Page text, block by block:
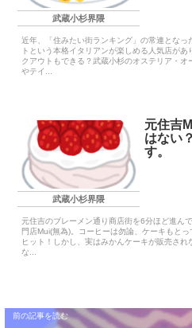
武蔵小杉界隈
近年、「住みたい街ランキング」の常連となっ
トという本格イタリアンが楽しめる人気店が
クアウトもできる？武蔵小杉のオステリア・
やテイ...
武蔵小杉界隈
元住吉
はない
す。
元住吉のブレーメン通り商店街を6分ほど進ん
門店Mui(無為)。コーヒーは勿論、ケーキもと
ヒット！しかし、実はみかんケーキが販売さ
な...